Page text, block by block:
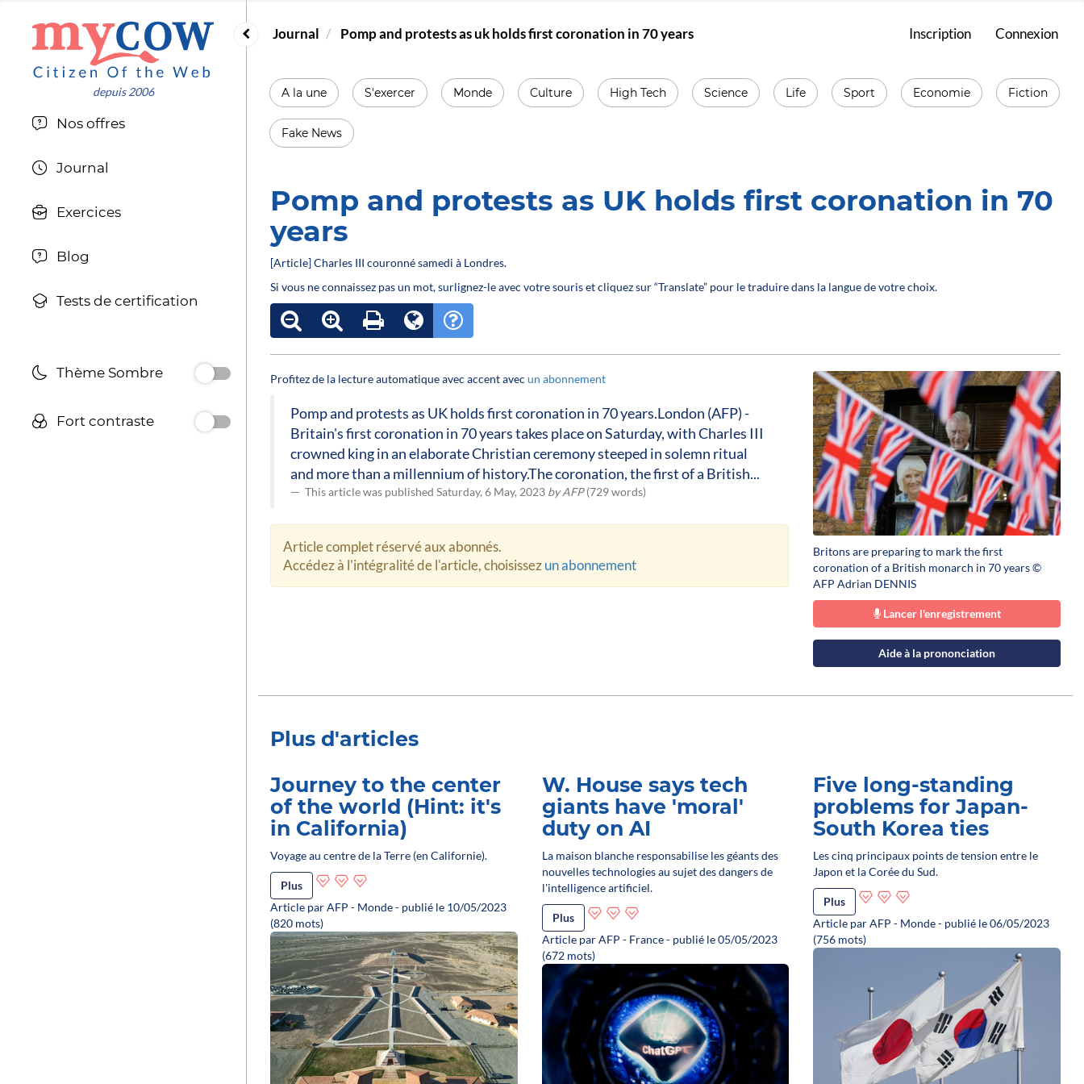
Nos offres
Journal
Exercices
Blog
Tests de certification
Thème Sombre
Fort contraste
Journal Pomp and protests as uk holds first coronation in 70 years Inscription Connexion
A la une S'exercer Monde Culture High Tech Science Life Sport Economie Fiction
Fake News
Pomp and protests as UK holds first coronation in 70
years
[Article] Charles III couronné samedi à Londres.
Si vous ne connaissez pas un mot, surlignez-le avec votre souris et cliquez sur “Translate” pour le traduire dans la langue de votre choix.
Profitez de la lecture automatique avec accent avecun abonnement
Pomp and protests as UK holds first coronation in 70 years.London (AFP) -
Britain's first coronation in 70 years takes place on Saturday, with Charles III
crowned king in an elaborate Christian ceremony steeped in solemn ritual
and more than a millennium of history.The coronation, the first of a British...
This article was published Saturday, 6 May, 2023 by AFP(729 words)
Article complet réservé aux abonnés.
Accédez à l'intégralité de l'article, choisissezun abonnement
Britons are preparing to mark the first
coronation of a British monarch in 70 years ©
AFP Adrian DENNIS
Lancer l'enregistrement
Aide à la prononciation
Plus d'articles
Journey to the center
of the world (Hint: it's
in California)
Voyage au centre de la Terre (en Californie).
Plus
Article par AFP - Monde - publié le 10/05/2023
(820 mots)
W. House says tech
giants have 'moral'
duty on AI
La maison blanche responsabilise les géants des
nouvelles technologies au sujet des dangers de
l'intelligence artificiel.
Plus
Article par AFP - France - publié le 05/05/2023
(672 mots)
Five long-standing
problems for Japan-
South Korea ties
Les cinq principaux points de tension entre le
Japon et la Corée du Sud.
Plus
Article par AFP - Monde - publié le 06/05/2023
(756 mots)